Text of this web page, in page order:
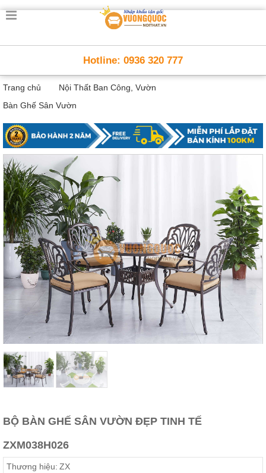
Trang
Thông
Minh
Nội
thất
minh
Nội
Thất
Trẻ
Em
Giường
tầng,
bàn
học, tủ
sách
Nội
Thất
Phòng
Khách
Bàn
Nội
Thất
Giường
trang
điểm
Hotline: 0936 320 777
Trang chủ
Nội Thất Ban Công, Vườn
Bàn Ghế Sân Vườn
BỘ BÀN GHẾ SÂN VƯỜN ĐẸP TINH TẾ
ZXM038H026
Thương hiệu: ZX